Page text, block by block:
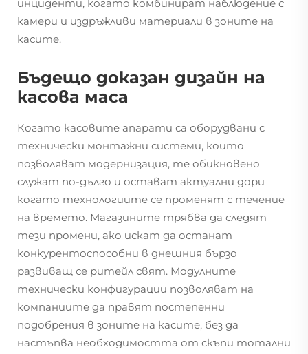
инциденти, когато комбинират наблюдение с
камери и издръжливи материали в зоните на
касите.
Бъдещо доказан дизайн на
касова маса
Когато касовите апарати са оборудвани с
технически монтажни системи, които
позволяват модернизация, те обикновено
служат по-дълго и остават актуални дори
когато технологиите се променят с течение
на времето. Магазините трябва да следят
тези промени, ако искат да останат
конкурентоспособни в днешния бързо
развиващ се ритейл свят. Модулните
технически конфигурации позволяват на
компаниите да правят постепенни
подобрения в зоните на касите, без да
настъпва необходимостта от скъпи тотални